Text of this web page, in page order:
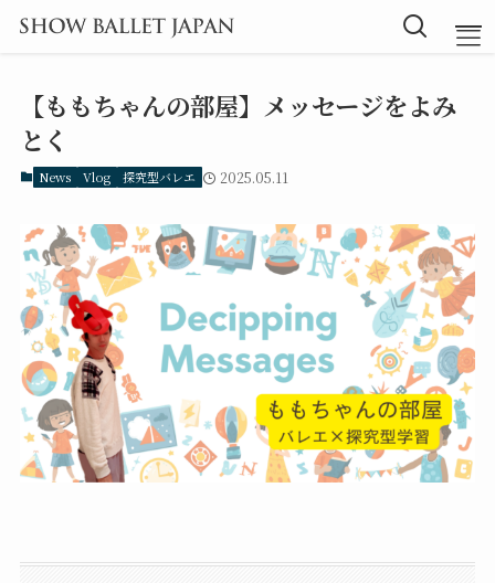
TOP
Message
Instructor
Lesson
Blog
探究型バレエ
【ももちゃんの部屋】メッセージをよみ
とく
News Vlog 探究型バレエ 2025.05.11